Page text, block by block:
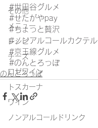
その他
メニュー
レシピ
チーズ
ロゼワイン
トスカーナ
ワイン
ノンアルコールドリンク
#世田谷グルメ
#せたがやpay
#ちょっと贅沢
#ノンアルコールカクテル
#京王線グルメ
#のんとろっぽ
のんとろっぽ